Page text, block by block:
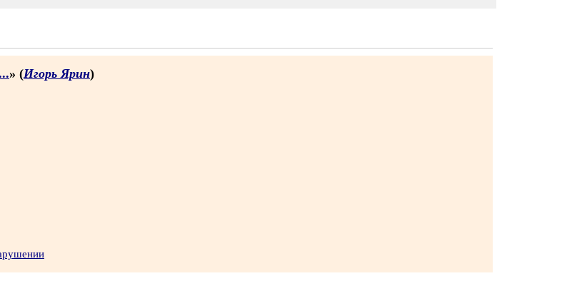
» (Игорь Ярин)